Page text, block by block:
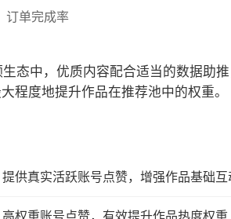
订单完成率
态中，优质内容配合适当的数据助
程度地提升作品在推荐池中的权重。
提供真实活跃账号点赞，增强作品基础互
高权重账号点赞，有效提升作品热度权重